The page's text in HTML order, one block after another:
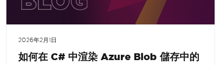
2026年2月1日
如何在 C# 中渲染 Azure Blob 儲存中的